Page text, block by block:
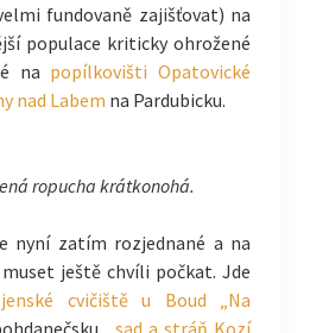
fundovaně zajišťovat) na
populace kriticky ohrožené
na popílkovišti Opatovické
nad Labem na Pardubicku.
ropucha krátkonohá.
nyní zatím rozjednané a na
ještě chvíli počkat. Jde
cvičiště u Boud „Na